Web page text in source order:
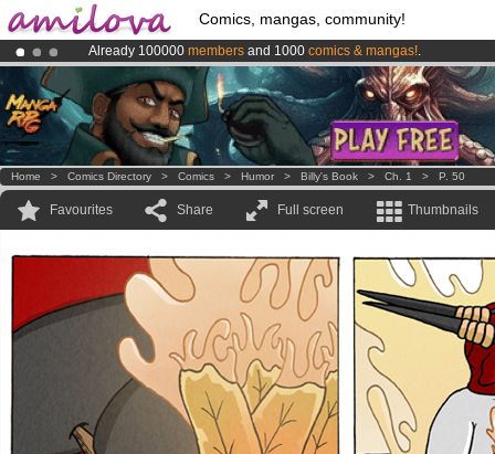
Comics, mangas, community!
Already 100000 members and 1000 comics & mangas!.
AmilovaKickstarter is now LIVE!.
Premium membership from3.95 euros per month !Get membership
Home > Comics Directory > Comics > Humor > Billy's Book > Ch. 1 > P. 50
Favourites Share Full screen Thumbnails